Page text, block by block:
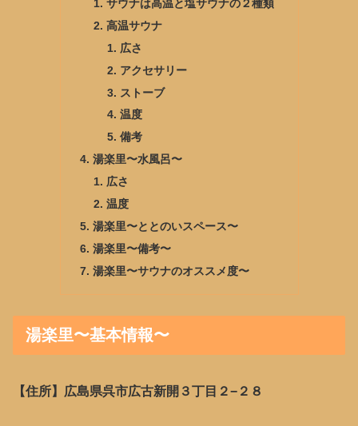
サウナは高温と塩サウナの２種類
高温サウナ
広さ
アクセサリー
ストーブ
温度
備考
湯楽里〜水風呂〜
広さ
温度
湯楽里〜ととのいスペース〜
湯楽里〜備考〜
湯楽里〜サウナのオススメ度〜
湯楽里〜基本情報〜
【住所】広島県呉市広古新開３丁目２−２８